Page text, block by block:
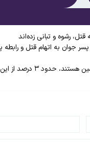
رشوه و تبانی زده‌اند